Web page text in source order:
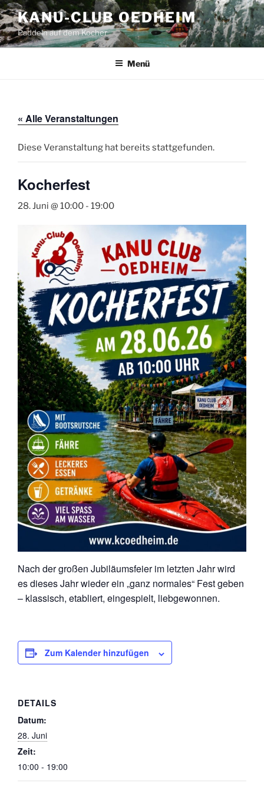
Zum
Inhalt
springen
KANU-CLUB OEDHEIM
Paddeln auf dem Kocher
Menü
« Alle Veranstaltungen
Diese Veranstaltung hat bereits stattgefunden.
Kocherfest
28. Juni @ 10:00 - 19:00
Nach der großen Jubiläumsfeier im letzten Jahr wird
es dieses Jahr wieder ein „ganz normales“ Fest geben
– klassisch, etabliert, eingespielt, liebgewonnen.
Zum Kalender hinzufügen
DETAILS
Datum:
28. Juni
Zeit:
10:00 - 19:00